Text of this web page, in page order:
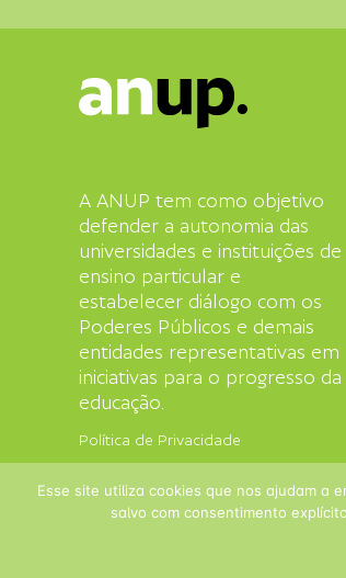
A ANUP tem como objetivo
defender a autonomia das
universidades e instituições de
ensino particular e
estabelecer diálogo com os
Poderes Públicos e demais
entidades representativas em
iniciativas para o progresso da
educação.
Política de Privacidade
Esse site utiliza cookies que nos ajudam a
salvo com consentimento